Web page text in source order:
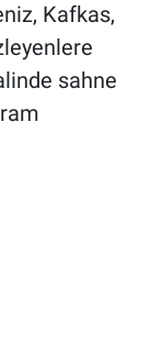
Kafkas,
sahne